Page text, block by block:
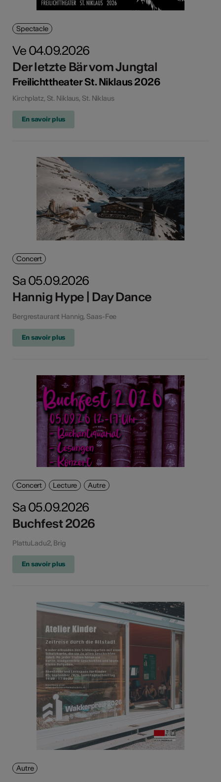
Spectacle
Ve 04.09.2026
Der letzte Bär vom Jungtal
Freilichttheater St. Niklaus 2026
Kirchplatz, St. Niklaus, St. Niklaus
En savoir plus
Concert
Sa 05.09.2026
Hannig Hype | Day Dance
Bergrestaurant Hannig, Saas-Fee
En savoir plus
Concert Lecture Autre
Sa 05.09.2026
Buchfest 2026
PlattuLadu2, Brig
En savoir plus
Autre